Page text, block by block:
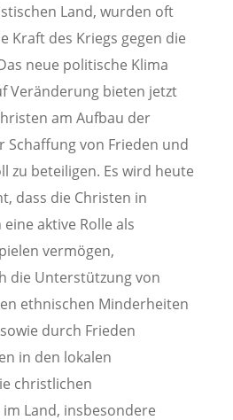
Land, wurden oft
Kraft des Kriegs gegen die
neue politische Klima
Veränderung bieten jetzt
am Aufbau der
Schaffung von Frieden und
zu beteiligen. Es wird heute
dass die Christen in
aktive Rolle als
vermögen,
die Unterstützung von
ethnischen Minderheiten
durch Frieden
in den lokalen
christlichen
Land, insbesondere